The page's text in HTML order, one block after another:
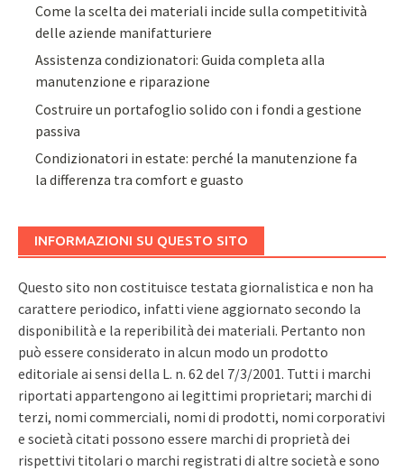
Come la scelta dei materiali incide sulla competitività
delle aziende manifatturiere
Assistenza condizionatori: Guida completa alla
manutenzione e riparazione
Costruire un portafoglio solido con i fondi a gestione
passiva
Condizionatori in estate: perché la manutenzione fa
la differenza tra comfort e guasto
INFORMAZIONI SU QUESTO SITO
Questo sito non costituisce testata giornalistica e non ha
carattere periodico, infatti viene aggiornato secondo la
disponibilità e la reperibilità dei materiali. Pertanto non
può essere considerato in alcun modo un prodotto
editoriale ai sensi della L. n. 62 del 7/3/2001. Tutti i marchi
riportati appartengono ai legittimi proprietari; marchi di
terzi, nomi commerciali, nomi di prodotti, nomi corporativi
e società citati possono essere marchi di proprietà dei
rispettivi titolari o marchi registrati di altre società e sono